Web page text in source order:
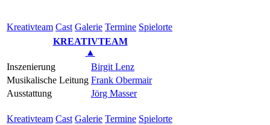
Kreativ­team Cast Gale­rie Ter­mi­ne Spielorte
KREATIVTEAM
▲
Inszenierung
Birgit Lenz
Musikalische Leitung Frank Obermair
Ausstattung
Jörg Masser
Kreativ­team Cast Gale­rie Ter­mi­ne Spielorte